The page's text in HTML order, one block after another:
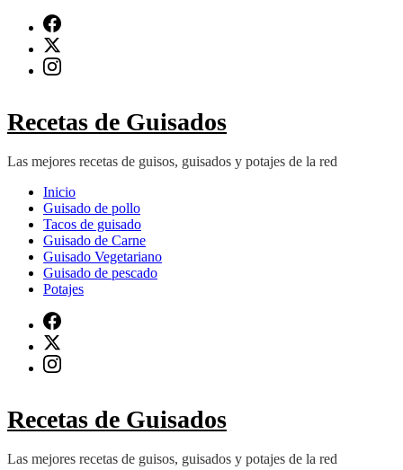
contenido
(presiona
Recetas de Guisados
Las mejores recetas de guisos, guisados y potajes de la red
Inicio
Guisado de pollo
Tacos de guisado
Guisado de Carne
Guisado Vegetariano
Guisado de pescado
Potajes
Recetas de Guisados
Las mejores recetas de guisos, guisados y potajes de la red